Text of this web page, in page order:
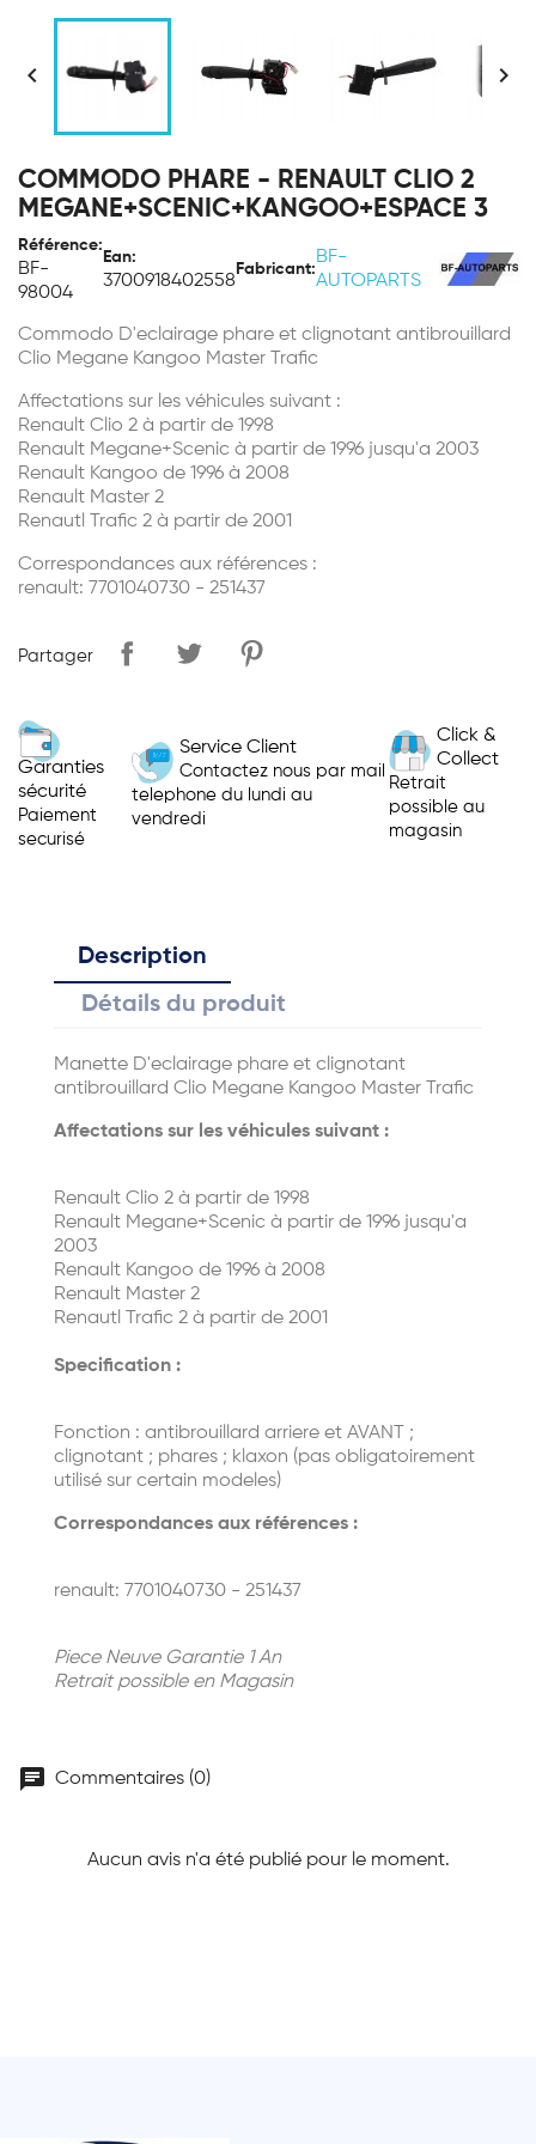
 
COMMODO PHARE - RENAULT CLIO 2
MEGANE+SCENIC+KANGOO+ESPACE 3
Référence:
BF-
98004
Ean:
3700918402558
Fabricant:
BF-
AUTOPARTS
Commodo D'eclairage phare et clignotant antibrouillard
Clio Megane Kangoo Master Trafic
Affectations sur les véhicules suivant :
Renault Clio 2 à partir de 1998
Renault Megane+Scenic à partir de 1996 jusqu'a 2003
Renault Kangoo de 1996 à 2008
Renault Master 2
Renautl Trafic 2 à partir de 2001
Correspondances aux références :
renault: 7701040730 - 251437
Partager
Garanties
sécurité
Paiement
securisé
Service Client
Contactez nous par mail
telephone du lundi au
vendredi
Click &
Collect
Retrait
possible au
magasin
Description
Détails du produit
Manette D'eclairage phare et clignotant
antibrouillard Clio Megane Kangoo Master Trafic
Affectations sur les véhicules suivant :
Renault Clio 2 à partir de 1998
Renault Megane+Scenic à partir de 1996 jusqu'a
2003
Renault Kangoo de 1996 à 2008
Renault Master 2
Renautl Trafic 2 à partir de 2001
Specification :
Fonction : antibrouillard arriere et AVANT ;
clignotant ; phares ; klaxon (pas obligatoirement
utilisé sur certain modeles)
Correspondances aux références :
renault: 7701040730 - 251437
Piece Neuve Garantie 1 An
Retrait possible en Magasin
chat Commentaires (0)
Aucun avis n'a été publié pour le moment.